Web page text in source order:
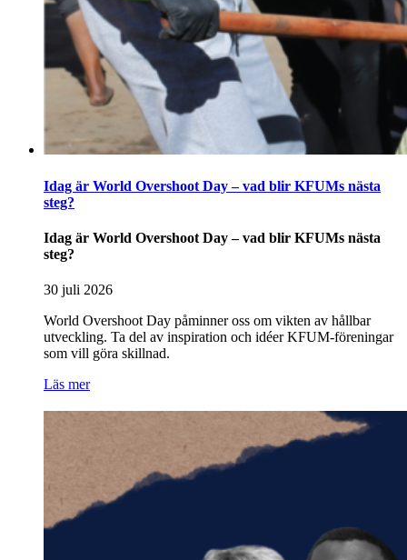
Idag är World Overshoot Day – vad blir KFUMs nästa
steg?
Idag är World Overshoot Day – vad blir KFUMs nästa
steg?
30 juli 2026
World Overshoot Day påminner oss om vikten av hållbar
utveckling. Ta del av inspiration och idéer KFUM-föreningar
som vill göra skillnad.
Läs mer